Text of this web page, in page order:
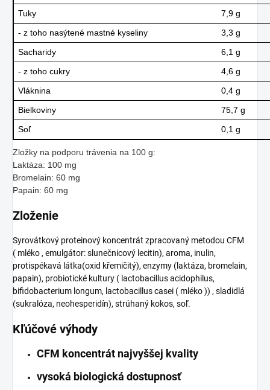
Tuky
7,9 g
- z toho nasýtené mastné kyseliny
3,3 g
Sacharidy
6,1 g
- z toho cukry
4,6 g
Vláknina
0,4 g
Bielkoviny
75,7 g
Soľ
0,1 g
Zložky na podporu trávenia na 100 g:
Laktáza: 100 mg
Bromelain: 60 mg
Papain: 60 mg
Zloženie
Syrovátkový proteinový koncentrát zpracovaný metodou CFM
( mléko , emulgátor: slunečnicový lecitin), aroma, inulin,
protispékavá látka(oxid křemičitý), enzymy (laktáza, bromelain,
papain), probiotické kultury ( lactobacillus acidophilus,
bifidobacterium longum, lactobacillus casei ( mléko )) , sladidlá
(sukralóza, neohesperidín), strúhaný kokos, soľ.
Kľúčové výhody
CFM koncentrát najvyššej kvality
vysoká biologická dostupnosť